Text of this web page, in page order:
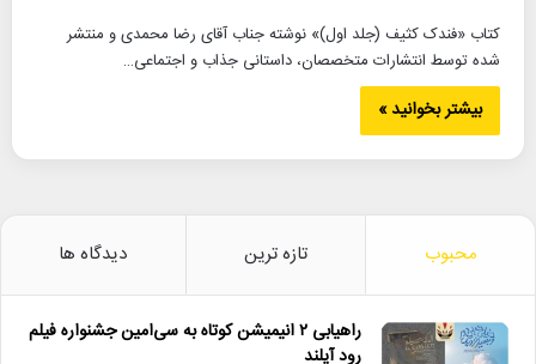
کتاب «فندک کثیف (جلد اول)» نوشته جناب آقای رضا محمدی و منتشر
شده توسط انتشارات متخصصان، داستانی جذاب و اجتماعی…
بیشتر بخوانید »
محبوب تازه ترین دیدگاه ها
راهیابی ۲ انیمیشن کوتاه به سی‌امین جشنواره فیلم
رود آیلند